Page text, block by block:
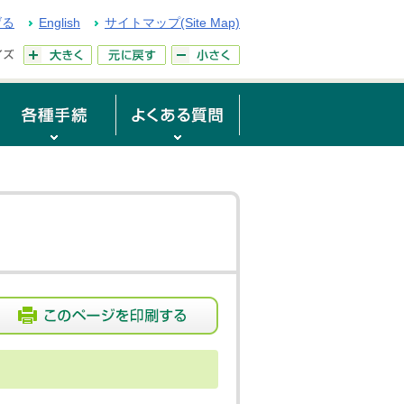
English サイトマップ(Site Map)